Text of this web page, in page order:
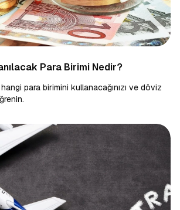
Para Birimi Nedir?
para birimini kullanacağınızı ve döviz